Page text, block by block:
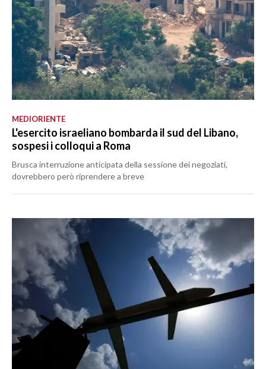
MEDIORIENTE
L'esercito israeliano bombarda il sud del Libano,
sospesi i colloqui a Roma
Brusca interruzione anticipata della sessione dei negoziati,
dovrebbero però riprendere a breve